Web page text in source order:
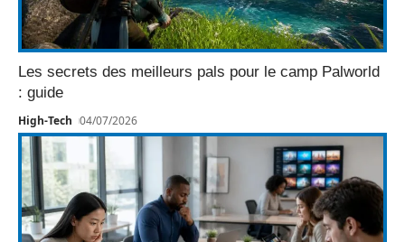
Les secrets des meilleurs pals pour le camp Palworld
: guide
High-Tech 04/07/2026